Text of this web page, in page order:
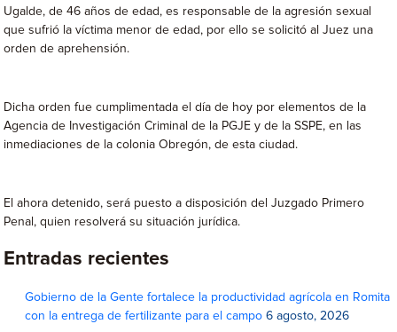
Ugalde, de 46 años de edad, es responsable de la agresión sexual
que sufrió la víctima menor de edad, por ello se solicitó al Juez una
orden de aprehensión.
Dicha orden fue cumplimentada el día de hoy por elementos de la
Agencia de Investigación Criminal de la PGJE y de la SSPE, en las
inmediaciones de la colonia Obregón, de esta ciudad.
El ahora detenido, será puesto a disposición del Juzgado Primero
Penal, quien resolverá su situación jurídica.
Entradas recientes
Gobierno de la Gente fortalece la productividad agrícola en Romita
con la entrega de fertilizante para el campo 6 agosto, 2026